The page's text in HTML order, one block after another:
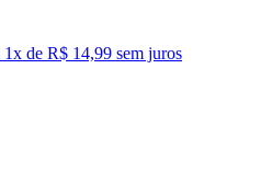
1x de R$ 14,99 sem juros